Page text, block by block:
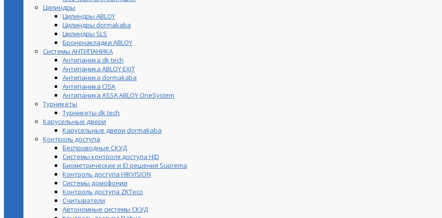
Цилиндры
Цилиндры ABLOY
Цилиндры dormakaba
Цилиндры SLS
Броненакладки ABLOY
Системы АНТИПАНИКА
Антипаника dk tech
Антипаника ABLOY EXIT
Антипаника dormakaba
Антипаника СISA
Антипаника ASSA ABLOY OneSystem
Турникеты
Турникеты dk tech
Карусельные двери
Карусельные двери dormakaba
Контроль доступа
Беспроводные СКУД
Системы контроля доступа HID
Биометрические и ID решения Suprema
Контроль доступа HIKVISION
Системы домофонии
Контроль доступа ZKTeco
Считыватели
Автономные системы СКУД